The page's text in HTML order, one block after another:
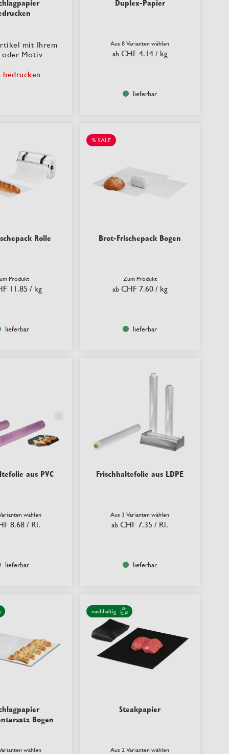
mit Ihrem
oder Motiv
bedrucken
Duplex-Papier
Aus 8 Varianten wählen
ab CHF 4.14 / kg
lieferbar
Rolle
Produkt
11.85 / kg
lieferbar
% SALE
Brot-Frischepack Bogen
Zum Produkt
ab CHF 7.60 / kg
lieferbar
aus PVC
wählen
8.68 / Rl.
lieferbar
Frischhaltefolie aus LDPE
Aus 3 Varianten wählen
ab CHF 7.35 / Rl.
lieferbar
Bogen
wählen
nachhaltig
Steakpapier
Aus 2 Varianten wählen